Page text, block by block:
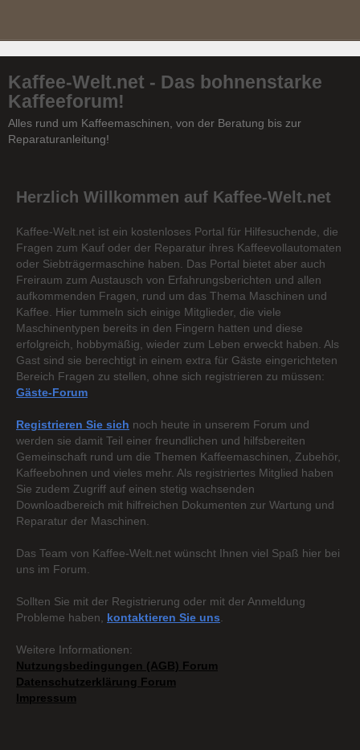
Kaffee-Welt.net - Das bohnenstarke
Kaffeeforum!
Alles rund um Kaffeemaschinen, von der Beratung bis zur
Reparaturanleitung!
Herzlich Willkommen auf Kaffee-Welt.net
Kaffee-Welt.net ist ein kostenloses Portal für Hilfesuchende, die
Fragen zum Kauf oder der Reparatur ihres Kaffeevollautomaten
oder Siebträgermaschine haben. Das Portal bietet aber auch
Freiraum zum Austausch von Erfahrungsberichten und allen
aufkommenden Fragen, rund um das Thema Maschinen und
Kaffee. Hier tummeln sich einige Mitglieder, die viele
Maschinentypen bereits in den Fingern hatten und diese
erfolgreich, hobbymäßig, wieder zum Leben erweckt haben. Als
Gast sind sie berechtigt in einem extra für Gäste eingerichteten
Bereich Fragen zu stellen, ohne sich registrieren zu müssen:
Gäste-Forum
Registrieren Sie sich noch heute in unserem Forum und
werden sie damit Teil einer freundlichen und hilfsbereiten
Gemeinschaft rund um die Themen Kaffeemaschinen, Zubehör,
Kaffeebohnen und vieles mehr. Als registriertes Mitglied haben
Sie zudem Zugriff auf einen stetig wachsenden
Downloadbereich mit hilfreichen Dokumenten zur Wartung und
Reparatur der Maschinen.
Das Team von Kaffee-Welt.net wünscht Ihnen viel Spaß hier bei
uns im Forum.
Sollten Sie mit der Registrierung oder mit der Anmeldung
Probleme haben, kontaktieren Sie uns
Weitere Informationen:
Nutzungsbedingungen (AGB) Forum
Datenschutzerklärung Forum
Impressum